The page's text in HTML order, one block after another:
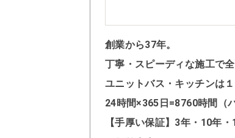
創業から37年。
丁寧・スピーディな施工で
ユニットバス・キッチンは１
24時間×365日=8760時間（
【手厚い保証】3年・10年